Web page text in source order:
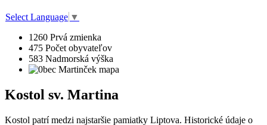
Select Language ▼
1260 Prvá zmienka
475 Počet obyvateľov
583 Nadmorská výška
Kostol sv. Martina
Kostol patrí medzi najstaršie pamiatky Liptova. Historické údaje o